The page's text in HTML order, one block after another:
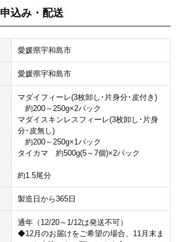
込み・配送
愛媛県宇和島市
愛媛県宇和島市
マダイフィーレ(3枚卸し･片身分･皮付き)
約200～250g×2パック
マダイスキンレスフィーレ(3枚卸し･片身
分･皮無し)
約200～250g×1パック
タイカマ 約500g(5～7個)×2パック
約1.5尾分
製造日から365日
通年（12/20～1/12は発送不可）
◆12月のお届けをご希望の場合、11月末ま